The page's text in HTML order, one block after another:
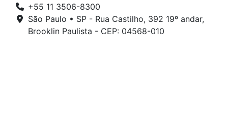
+55 11 3506-8300
São Paulo • SP - Rua Castilho, 392 19º andar,
Brooklin Paulista - CEP: 04568-010